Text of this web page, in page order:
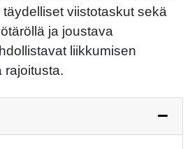
viistotaskut sekä
ja joustava
liikkumisen
rajoitusta.